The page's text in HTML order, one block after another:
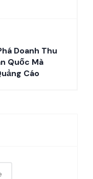
Doanh Thu
Quốc Mà
Cáo